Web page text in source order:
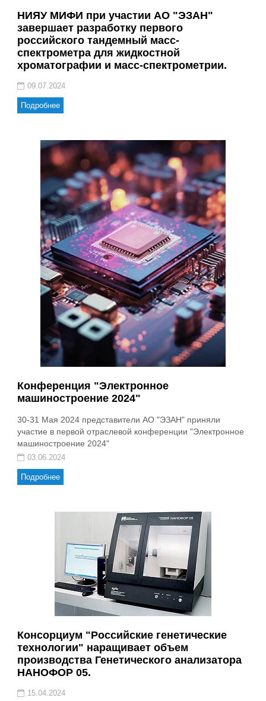
НИЯУ МИФИ при участии АО "ЭЗАН"
завершает разработку первого
российского тандемный масс-
спектрометра для жидкостной
хроматографии и масс-спектрометрии.
09.07.2024
Подробнее
Конференция "Электронное
машиностроение 2024"
30-31 Мая 2024 представители АО "ЭЗАН" приняли
участие в первой отраслевой конференции "Электронное
машиностроение 2024"
03.06.2024
Подробнее
Консорциум "Российские генетические
технологии" наращивает объем
производства Генетического анализатора
НАНОФОР 05.
15.04.2024